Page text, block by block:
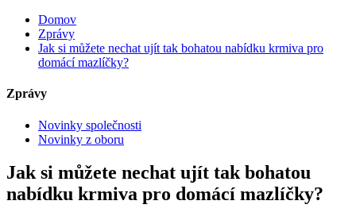
Domov
Zprávy
Jak si můžete nechat ujít tak bohatou nabídku krmiva pro
domácí mazlíčky?
Zprávy
Novinky společnosti
Novinky z oboru
Jak si můžete nechat ujít tak bohatou
nabídku krmiva pro domácí mazlíčky?